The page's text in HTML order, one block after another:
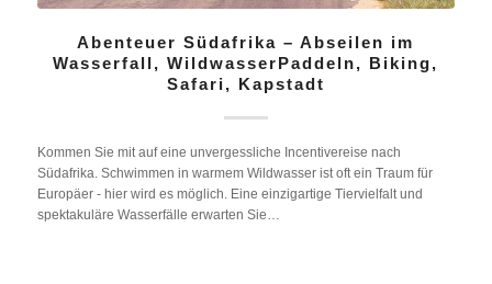
Abenteuer Südafrika – Abseilen im
Wasserfall, WildwasserPaddeln, Biking,
Safari, Kapstadt
Kommen Sie mit auf eine unvergessliche Incentivereise nach
Südafrika. Schwimmen in warmem Wildwasser ist oft ein Traum für
Europäer - hier wird es möglich. Eine einzigartige Tiervielfalt und
spektakuläre Wasserfälle erwarten Sie…